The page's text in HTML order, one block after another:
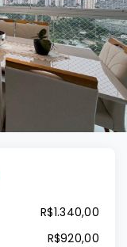
R$1.340,00
R$920,00